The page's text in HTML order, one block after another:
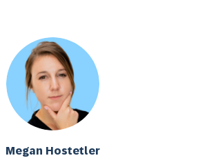
Megan Hostetler